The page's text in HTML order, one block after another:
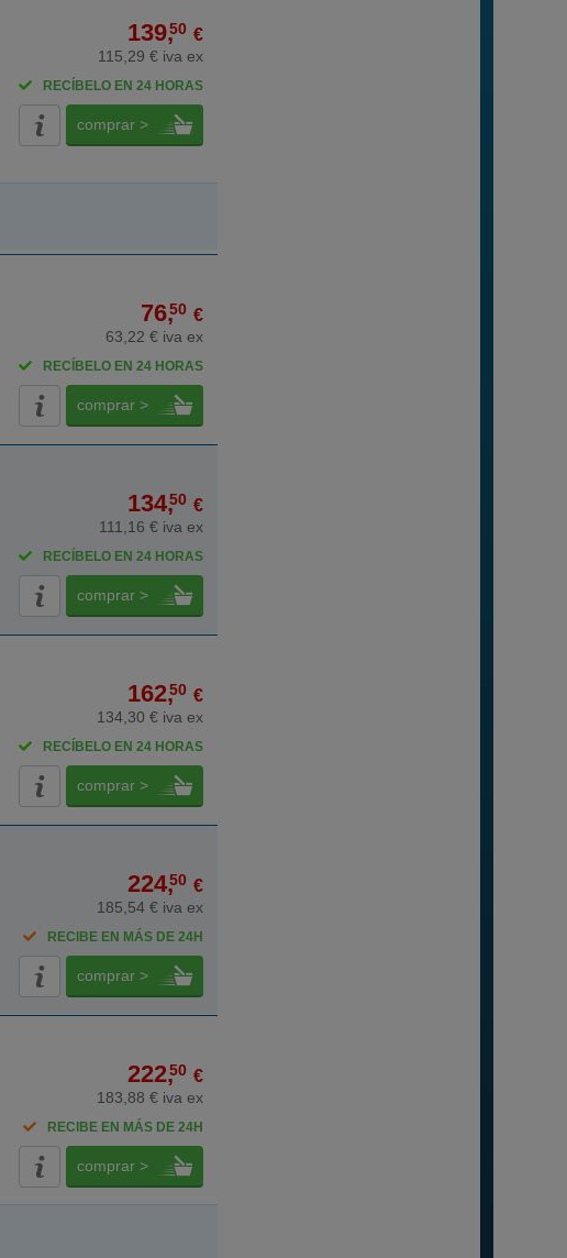
139,50 €
115,29 € iva ex
RECÍBELO EN 24 HORAS
comprar >
76,50 €
63,22 € iva ex
RECÍBELO EN 24 HORAS
comprar >
134,50 €
111,16 € iva ex
RECÍBELO EN 24 HORAS
comprar >
162,50 €
134,30 € iva ex
RECÍBELO EN 24 HORAS
comprar >
224,50 €
185,54 € iva ex
RECIBE EN MÁS DE 24H
comprar >
222,50 €
183,88 € iva ex
RECIBE EN MÁS DE 24H
comprar >